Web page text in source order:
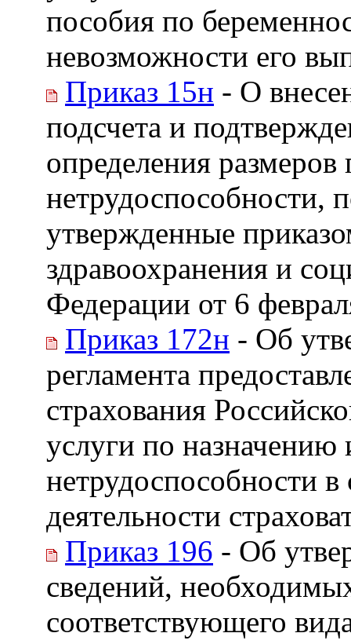
пособия по
невозможности его
Приказ 15н - О
подсчета и
определения
нетрудоспособности,
утвержденные
здравоохранения и
Федерации от 6
Приказ 172н - Об
регламента
страхования
услуги по
нетрудоспособности
деятельности
Приказ 196 - Об
сведений,
соответствующего